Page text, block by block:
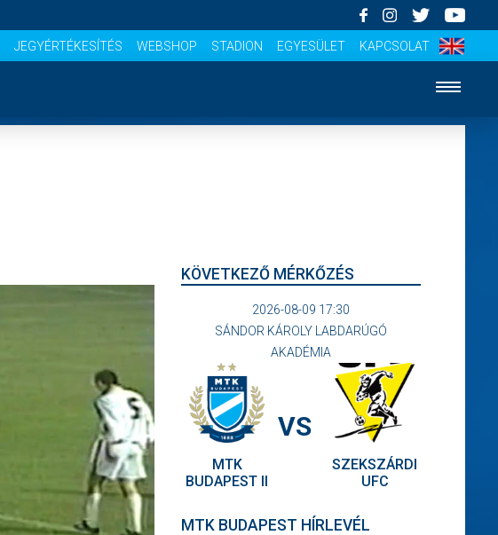
JEGYÉRTÉKESÍTÉS WEBSHOP STADION EGYESÜLET KAPCSOLAT
KÖVETKEZŐ MÉRKŐZÉS
2026-08-09 17:30
SÁNDOR KÁROLY LABDARÚGÓ
AKADÉMIA
MTK
BUDAPEST II
VS
SZEKSZÁRDI
UFC
MTK BUDAPEST HÍRLEVÉL